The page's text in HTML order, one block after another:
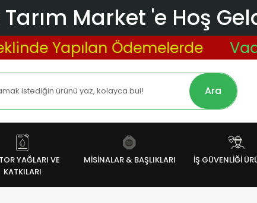
Market 'e Hoş
Yapılan Ödemelerde
Ara
YAĞLARI VE
KATKILARI
MİSİNALAR & BAŞLIKLARI İŞ GÜVENLİĞİ